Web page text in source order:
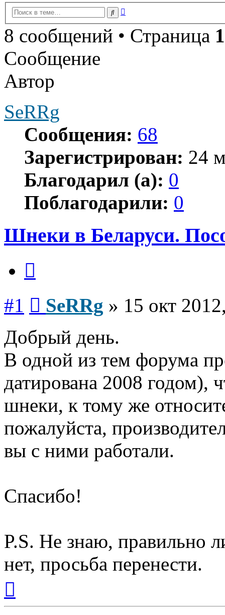
Поиск
8 сообщений • Страница 1
Сообщение
Автор
SeRRg
Сообщения: 68
Зарегистрирован: 24
Благодарил (а): 0
Поблагодарили: 0
Шнеки в Беларуси.
#1 SeRRg » 15 окт
Добрый день.
В одной из тем форума
датирована 2008 годом),
шнеки, к тому же
пожалуйста,
вы с ними работали.
Спасибо!
P.S. Не знаю, правильно
нет, просьба перенести.
началу